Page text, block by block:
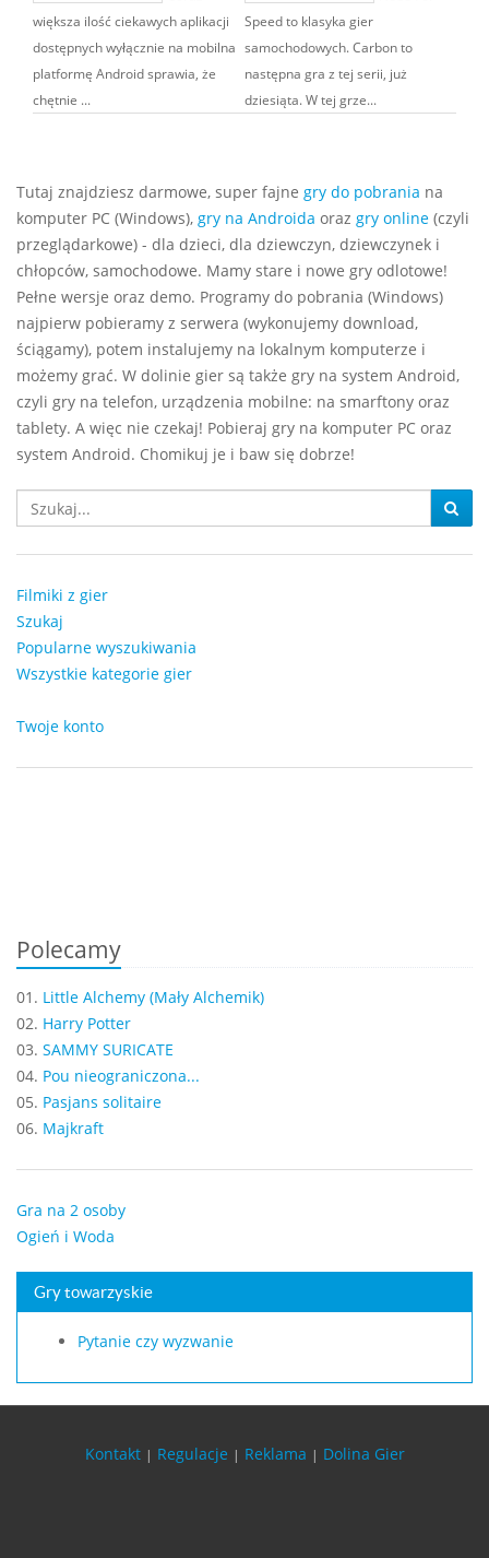
większa ilość ciekawych aplikacji
dostępnych wyłącznie na mobilna
platformę Android sprawia, że
chętnie ...
Speed to klasyka gier
samochodowych. Carbon to
następna gra z tej serii, już
dziesiąta. W tej grze...
Tutaj znajdziesz darmowe, super fajne gry do pobrania na
komputer PC (Windows), gry na Androida oraz gry online (czyli
przeglądarkowe) - dla dzieci, dla dziewczyn, dziewczynek i
chłopców, samochodowe. Mamy stare i nowe gry odlotowe!
Pełne wersje oraz demo. Programy do pobrania (Windows)
najpierw pobieramy z serwera (wykonujemy download,
ściągamy), potem instalujemy na lokalnym komputerze i
możemy grać. W dolinie gier są także gry na system Android,
czyli gry na telefon, urządzenia mobilne: na smarftony oraz
tablety. A więc nie czekaj! Pobieraj gry na komputer PC oraz
system Android. Chomikuj je i baw się dobrze!
Filmiki z gier
Szukaj
Popularne wyszukiwania
Wszystkie kategorie gier
Twoje konto
Polecamy
01. Little Alchemy (Mały Alchemik)
02. Harry Potter
03. SAMMY SURICATE
04. Pou nieograniczona...
05. Pasjans solitaire
06. Majkraft
Gra na 2 osoby
Ogień i Woda
Gry towarzyskie
Pytanie czy wyzwanie
Kontakt | Regulacje | Reklama | Dolina Gier